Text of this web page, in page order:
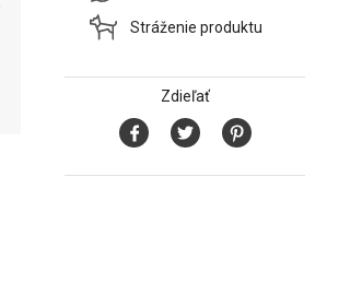
Stráženie produktu
Zdieľať